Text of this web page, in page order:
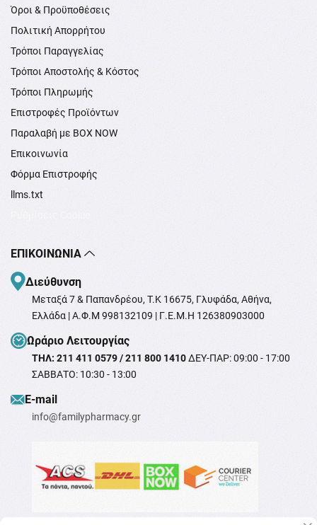
Όροι & Προϋποθέσεις
Πολιτική Απορρήτου
Τρόποι Παραγγελίας
Τρόποι Αποστολής & Κόστος
Τρόποι Πληρωμής
Επιστροφές Προϊόντων
Παραλαβή με BOX NOW
Επικοινωνία
Φόρμα Επιστροφής
llms.txt
ΕΠΙΚΟΙΝΩΝΊΑ
Διεύθυνση
Μεταξά 7 & Παπανδρέου, T.K 16675, Γλυφάδα, Αθήνα,
Ελλάδα | Α.Φ.Μ 998132109 | Γ.Ε.Μ.Η 126380903000
Ωράριο Λειτουργίας
ΤΗΛ: 211 411 0579 / 211 800 1410ΔΕΥ-ΠΑΡ: 09:00 - 17:00
ΣΑΒΒΑΤΟ: 10:30 - 13:00
Ε-mail
info@familypharmacy.gr